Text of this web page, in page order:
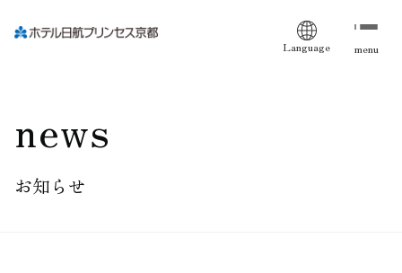
Language menu
news
お知らせ